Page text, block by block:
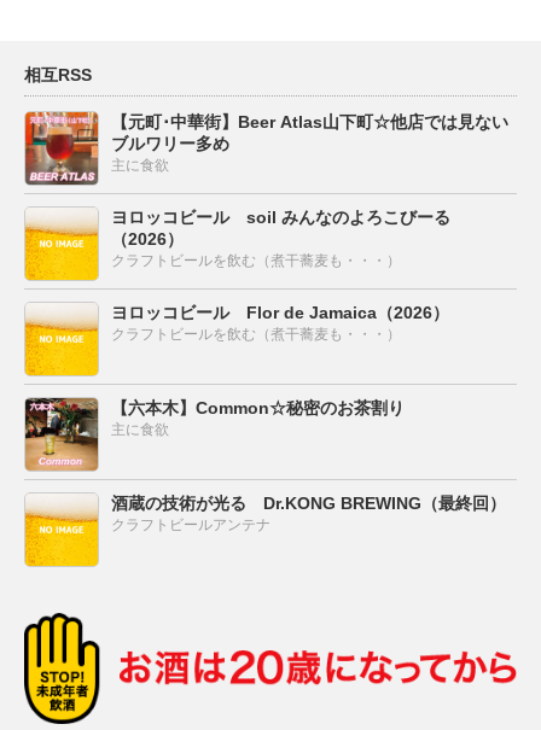
相互RSS
【元町･中華街】Beer Atlas山下町☆他店では見ない
ブルワリー多め
主に食欲
ヨロッコビール soil みんなのよろこびーる
（2026）
クラフトビールを飲む（煮干蕎麦も・・・）
ヨロッコビール Flor de Jamaica（2026）
クラフトビールを飲む（煮干蕎麦も・・・）
【六本木】Common☆秘密のお茶割り
主に食欲
酒蔵の技術が光る Dr.KONG BREWING（最終回）
クラフトビールアンテナ